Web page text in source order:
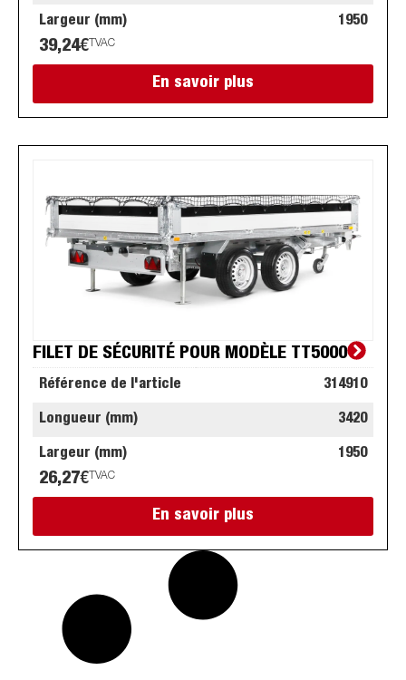
Largeur (mm) 1950
39,24€ TVAC
En savoir plus
FILET DE SÉCURITÉ POUR MODÈLE TT5000
Référence de l'article 314910
Longueur (mm) 3420
Largeur (mm) 1950
26,27€ TVAC
En savoir plus